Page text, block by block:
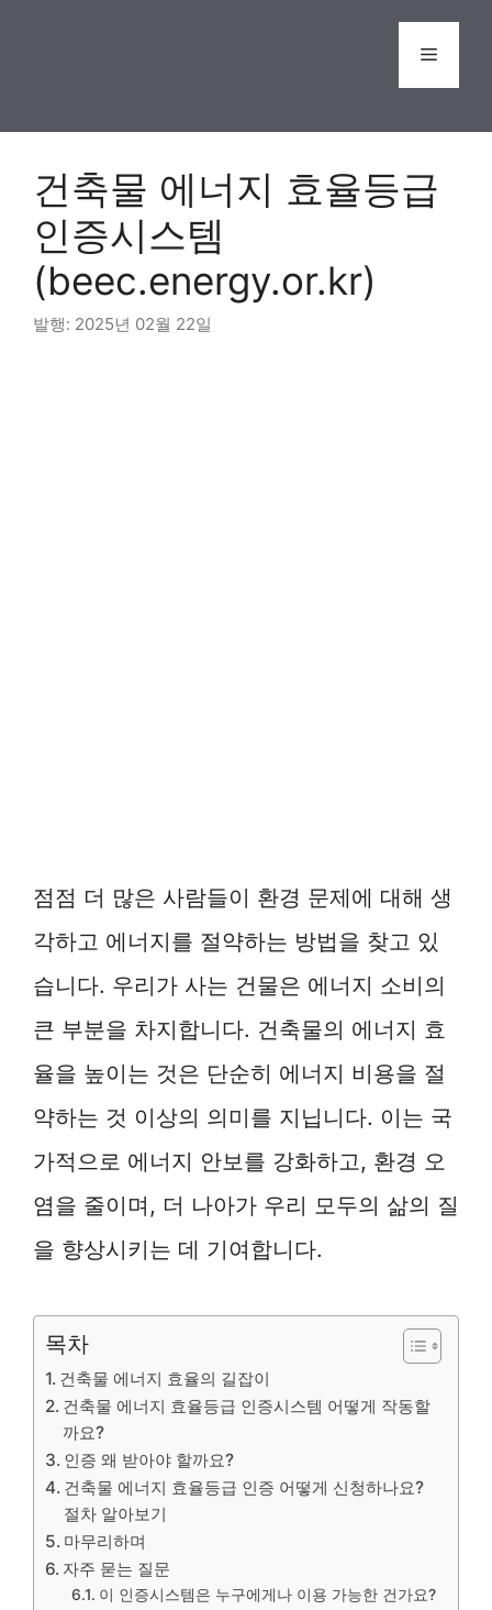
Menu
건축물 에너지 효율등급
인증시스템
(beec.energy.or.kr)
2025년 02월 22일
점점 더 많은 사람들이 환경 문제에 대해 생
각하고 에너지를 절약하는 방법을 찾고 있
습니다. 우리가 사는 건물은 에너지 소비의
큰 부분을 차지합니다. 건축물의 에너지 효
율을 높이는 것은 단순히 에너지 비용을 절
약하는 것 이상의 의미를 지닙니다. 이는 국
가적으로 에너지 안보를 강화하고, 환경 오
염을 줄이며, 더 나아가 우리 모두의 삶의 질
을 향상시키는 데 기여합니다.
목차
건축물 에너지 효율의 길잡이
건축물 에너지 효율등급 인증시스템 어떻게 작동할
까요?
인증 왜 받아야 할까요?
건축물 에너지 효율등급 인증 어떻게 신청하나요?
절차 알아보기
마무리하며
자주 묻는 질문
이 인증시스템은 누구에게나 이용 가능한 건가요?